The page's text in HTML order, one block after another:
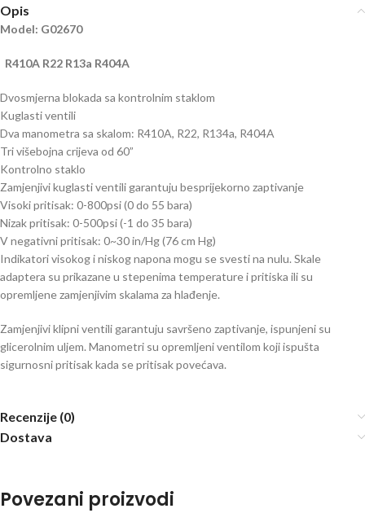
Opis
Model: G02670
R410A R22 R13a R404A
Dvosmjerna blokada sa kontrolnim staklom
Kuglasti ventili
Dva manometra sa skalom: R410A, R22, R134a, R404A
Tri višebojna crijeva od 60”
Kontrolno staklo
Zamjenjivi kuglasti ventili garantuju besprijekorno zaptivanje
Visoki pritisak: 0-800psi (0 do 55 bara)
Nizak pritisak: 0-500psi (-1 do 35 bara)
V negativni pritisak: 0~30 in/Hg (76 cm Hg)
Indikatori visokog i niskog napona mogu se svesti na nulu. Skale
adaptera su prikazane u stepenima temperature i pritiska ili su
opremljene zamjenjivim skalama za hlađenje.
Zamjenjivi klipni ventili garantuju savršeno zaptivanje, ispunjeni su
glicerolnim uljem. Manometri su opremljeni ventilom koji ispušta
sigurnosni pritisak kada se pritisak povećava.
Recenzije (0)
Dostava
Povezani proizvodi